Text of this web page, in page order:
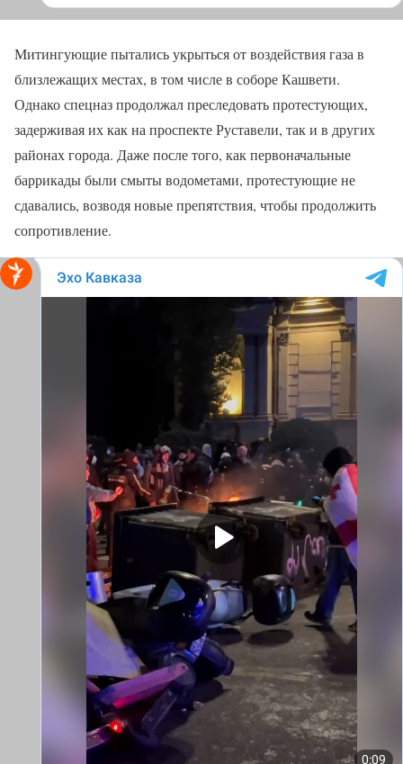
Митингующие пытались укрыться от воздействия газа в
близлежащих местах, в том числе в соборе Кашвети.
Однако спецназ продолжал преследовать протестующих,
задерживая их как на проспекте Руставели, так и в других
районах города. Даже после того, как первоначальные
баррикады были смыты водометами, протестующие не
сдавались, возводя новые препятствия, чтобы продолжить
сопротивление.